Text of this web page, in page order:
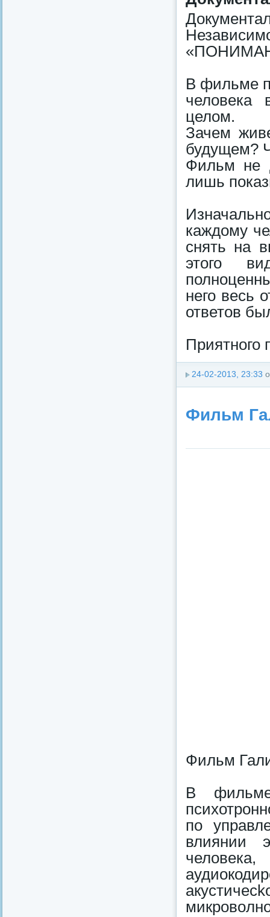
В фильме
человека
целом.
Зачем
будущем?
Фильм не
лишь
каждому
снять на
этого
него весь
ответов
Приятнoго
24-02-2013, 23:33
Фильм
Фильм
В
по
влиянии